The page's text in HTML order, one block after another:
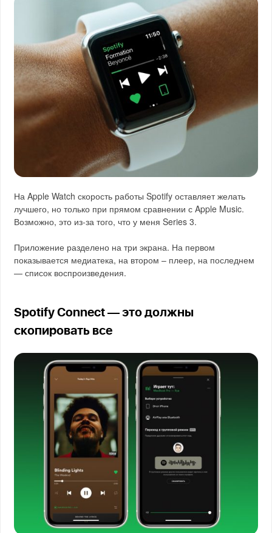
На Apple Watch скорость работы Spotify оставляет желать
лучшего, но только при прямом сравнении с Apple Music.
Возможно, это из-за того, что у меня Series 3.
Приложение разделено на три экрана. На первом
показывается медиатека, на втором – плеер, на последнем
— список воспроизведения.
Spotify Connect — это должны
скопировать все